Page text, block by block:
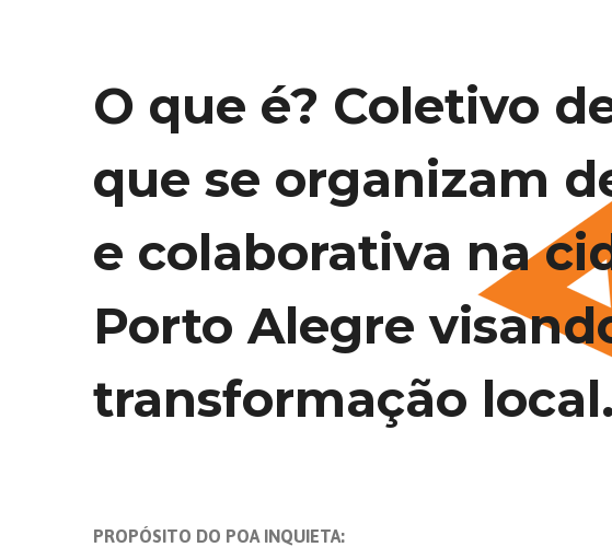
O que é? Coletivo
que se organizam
e colaborativa na
Porto Alegre
transformação local.
PROPÓSITO DO POA INQUIETA: